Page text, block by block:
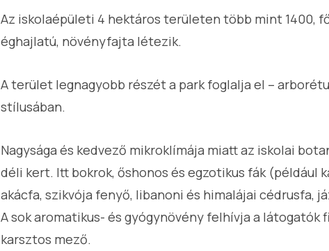
Az iskolaépületi 4 hektáros területen több mint 1400,
éghajlatú, növényfajta létezik.
A terület legnagyobb részét a park foglalja el –
stílusában.
Nagysága és kedvező mikroklímája miatt az iskolai
déli kert. Itt bokrok, őshonos és egzotikus fák (például
akácfa, szikvója fenyő, libanoni és himalájai cédrusfa,
A sok aromatikus- és gyógynövény felhívja a látogatók
karsztos mező.